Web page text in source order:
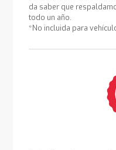
da saber que
todo un año.
*No incluida para